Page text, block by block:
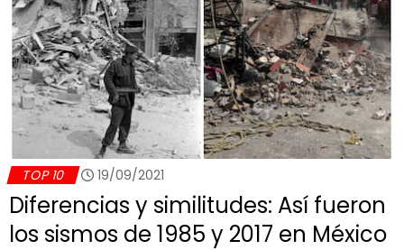
TOP 10 19/09/2021
Diferencias y similitudes: Así fueron
los sismos de 1985 y 2017 en México